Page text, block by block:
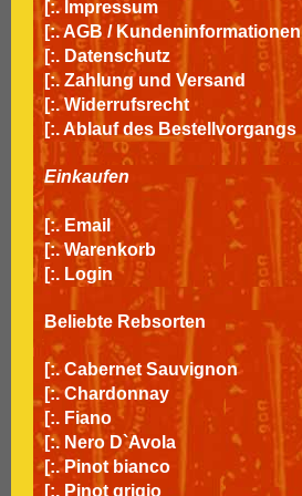
[:. Impressum
[:.AGB / Kundeninformationen
[:. Datenschutz
[:. Zahlung und Versand
[:. Widerrufsrecht
[:.Ablauf des Bestellvorgangs
Einkaufen
[:. Email
[:. Warenkorb
[:. Login
Beliebte Rebsorten
[:. Cabernet Sauvignon
[:. Chardonnay
[:. Fiano
[:. Nero D`Avola
[:. Pinot bianco
[:. Pinot grigio